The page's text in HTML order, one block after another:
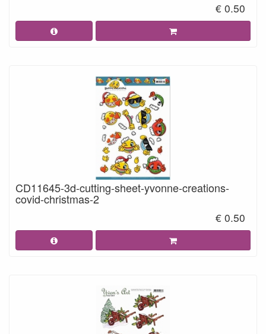
€ 0.50
CD11645-3d-cutting-sheet-yvonne-creations-
covid-christmas-2
€ 0.50